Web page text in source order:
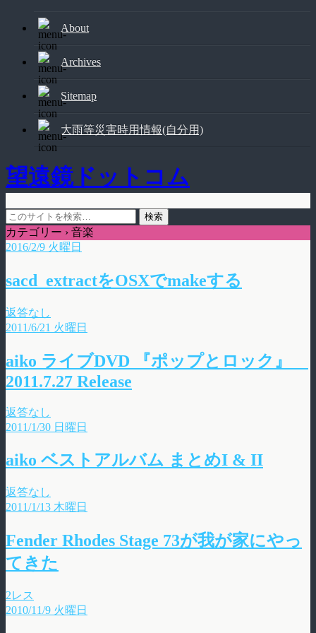
About
Archives
Sitemap
大雨等災害時用情報(自分用)
望遠鏡ドットコム
カテゴリー › 音楽
2016/2/9 火曜日
sacd_extractをOSXでmakeする
返答なし
2011/6/21 火曜日
aiko ライブDVD 『ポップとロック』
2011.7.27 Release
返答なし
2011/1/30 日曜日
aiko ベストアルバム まとめI & II
返答なし
2011/1/13 木曜日
Fender Rhodes Stage 73が我が家にやっ
てきた
2レス
2010/11/9 火曜日